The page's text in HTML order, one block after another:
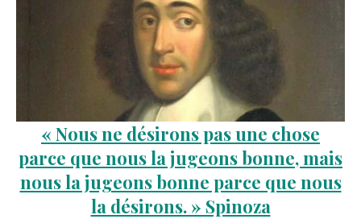
« Nous ne désirons pas une chose
parce que nous la jugeons bonne, mais
nous la jugeons bonne parce que nous
la désirons. » Spinoza